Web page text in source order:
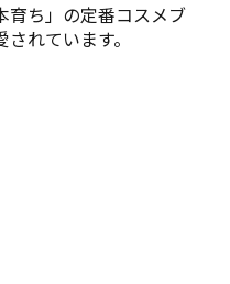
育ち」の定番コスメブ
れています。